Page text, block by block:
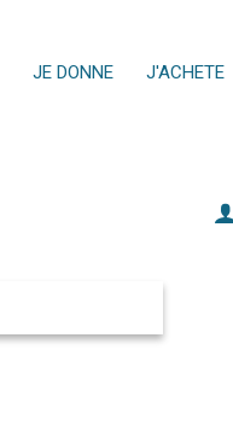
JE DONNE J'ACHETE